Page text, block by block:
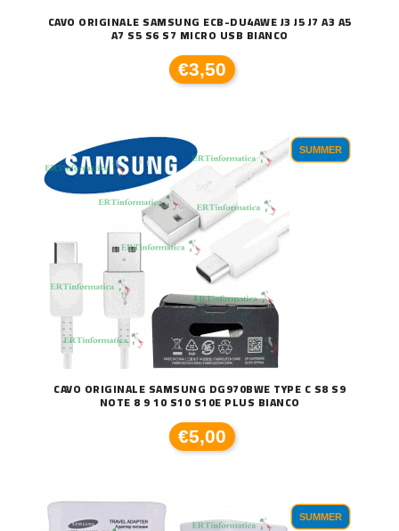
CAVO ORIGINALE SAMSUNG ECB-DU4AWE J3 J5 J7 A3 A5
A7 S5 S6 S7 MICRO USB BIANCO
€3,50
SUMMER
CAVO ORIGINALE SAMSUNG DG970BWE TYPE C S8 S9
NOTE 8 9 10 S10 S10E PLUS BIANCO
€5,00
SUMMER